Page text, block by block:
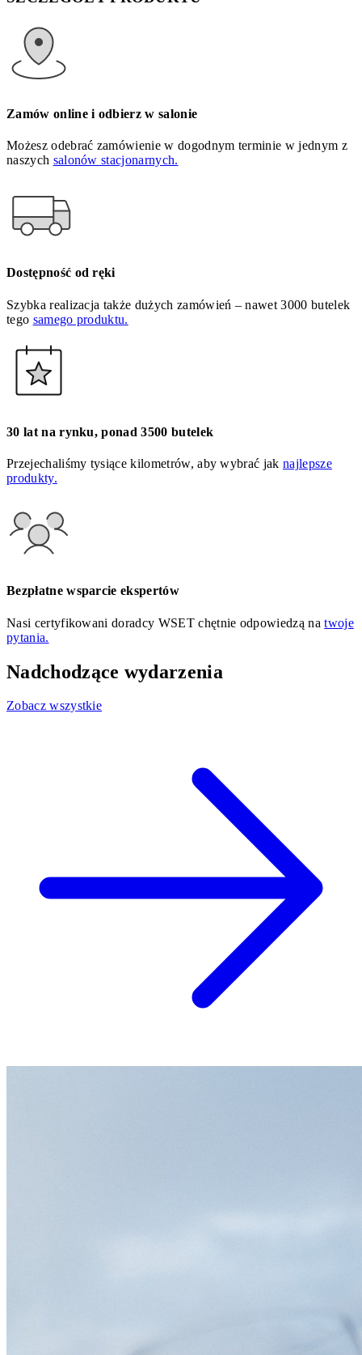
Zamów online i odbierz w salonie
Możesz odebrać zamówienie w dogodnym terminie w jednym z
naszych salonów stacjonarnych.
Dostępność od ręki
Szybka realizacja także dużych zamówień – nawet 3000 butelek
tego samego produktu.
30 lat na rynku, ponad 3500 butelek
Przejechaliśmy tysiące kilometrów, aby wybrać jaknajlepsze
produkty.
Bezpłatne wsparcie ekspertów
Nasi certyfikowani doradcy WSET chętnie odpowiedzą natwoje
pytania.
Nadchodzące wydarzenia
Zobacz wszystkie